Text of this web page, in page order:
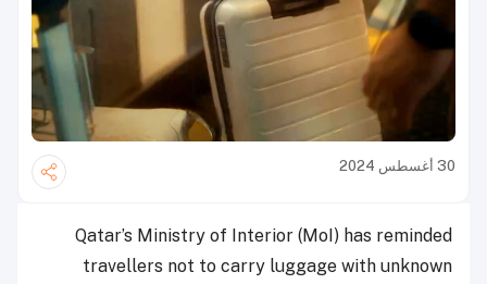
30 أغسطس 2024
Qatar’s Ministry of Interior (MoI) has reminded
travellers not to carry luggage with unknown